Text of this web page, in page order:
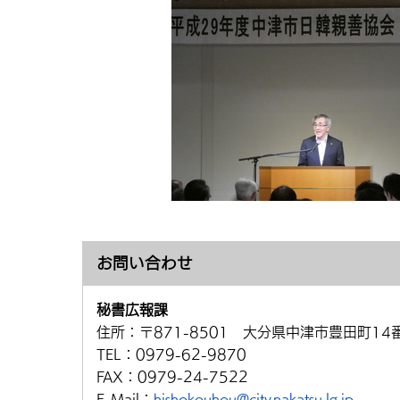
お問い合わせ
秘書広報課
住所： 〒871-8501 大分県中津市豊田町14
TEL： 0979-62-9870
FAX： 0979-24-7522